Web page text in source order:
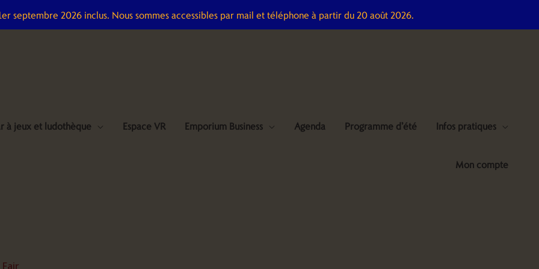
septembre 2026 inclus. Nous sommes accessibles par mail et téléphone à partir du 20 août 2026.
à jeux et ludothèque Espace VR Emporium Business Agenda Programme d’été Infos pratiques
Mon compte
Fair